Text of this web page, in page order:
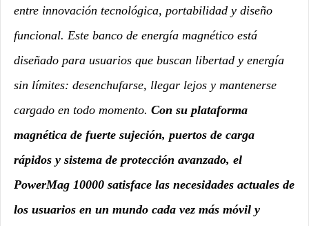
entre innovación tecnológica, portabilidad y diseño
funcional. Este banco de energía magnético está
diseñado para usuarios que buscan libertad y energía
sin límites: desenchufarse, llegar lejos y mantenerse
cargado en todo momento. Con su plataforma
magnética de fuerte sujeción, puertos de carga
rápidos y sistema de protección avanzado, el
PowerMag 10000 satisface las necesidades actuales de
los usuarios en un mundo cada vez más móvil y